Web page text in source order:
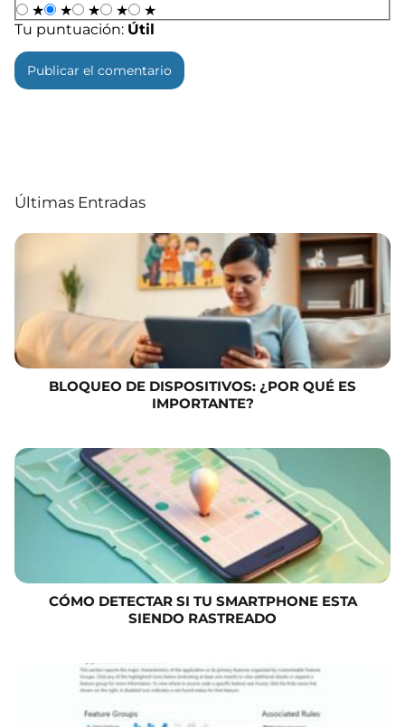
★ ★ ★ ★
★
Tu puntuación: Útil
Últimas Entradas
BLOQUEO DE DISPOSITIVOS: ¿POR QUÉ ES
IMPORTANTE?
CÓMO DETECTAR SI TU SMARTPHONE ESTA
SIENDO RASTREADO